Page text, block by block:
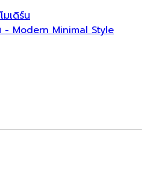
โมเดิร์น
- Modern Minimal Style